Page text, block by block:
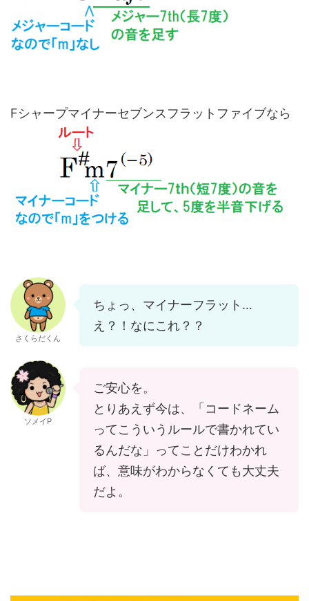
Fシャープマイナーセブンスフラットファイブなら
さくらだくん
ちょっ、マイナーフラット…
え？！なにこれ？？
ソメイP
ご安心を。
とりあえず今は、「コードネーム
ってこういうルールで書かれてい
るんだな」ってことだけわかれ
ば、意味がわからなくても大丈夫
だよ。